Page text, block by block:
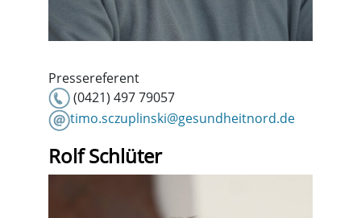
Pressereferent
(0421) 497 79057
timo.sczuplinski@gesundheitnord.de
Rolf Schlüter